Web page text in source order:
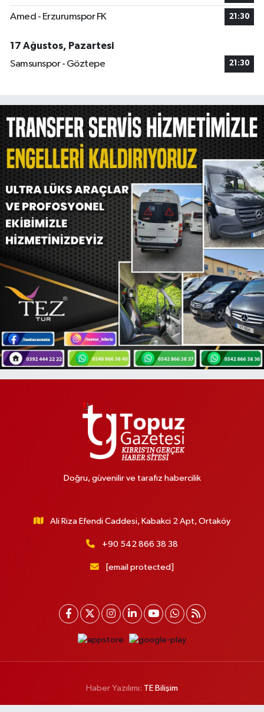
Amed - Erzurumspor FK 21:30
17 Ağustos, Pazartesi
Samsunspor - Göztepe
21:30
Doğru, güvenilir ve tarafız habercilik
Ali Riza Efendi Caddesi, Kabakci 2 Apt, Ortaköy
+90 542 866 38 38
[email protected]
Haber Yazılımı: TE Bilişim